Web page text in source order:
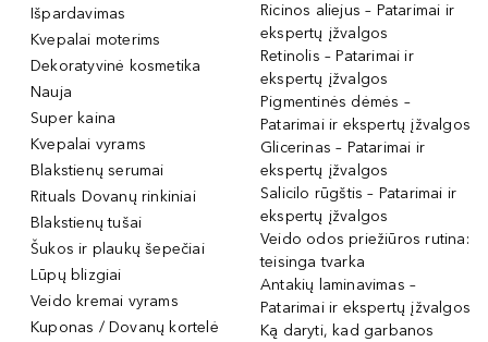
Išpardavimas
Kvepalai moterims
Dekoratyvinė kosmetika
Nauja
Super kaina
Kvepalai vyrams
Blakstienų serumai
Rituals Dovanų rinkiniai
Blakstienų tušai
Šukos ir plaukų šepečiai
Lūpų blizgiai
Veido kremai vyrams
Kuponas / Dovanų kortelė
Ricinos aliejus – Patarimai ir
ekspertų įžvalgos
Retinolis – Patarimai ir
ekspertų įžvalgos
Pigmentinės dėmės –
Patarimai ir ekspertų įžvalgos
Glicerinas – Patarimai ir
ekspertų įžvalgos
Salicilo rūgštis – Patarimai ir
ekspertų įžvalgos
Veido odos priežiūros rutina:
teisinga tvarka
Antakių laminavimas –
Patarimai ir ekspertų įžvalgos
Ką daryti, kad garbanos